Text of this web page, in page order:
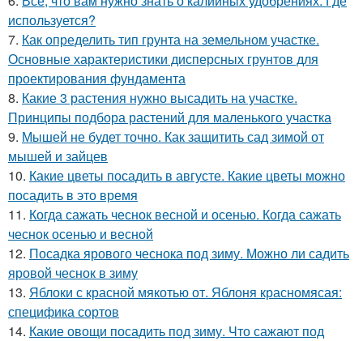
используется?
7. Как определить тип грунта на земельном участке.
Основные характеристики дисперсных грунтов для
проектирования фундамента
8. Какие 3 растения нужно высадить на участке.
Принципы подбора растений для маленького участка
9. Мышей не будет точно. Как защитить сад зимой от
мышей и зайцев
10. Какие цветы посадить в августе. Какие цветы можно
посадить в это время
11. Когда сажать чеснок весной и осенью. Когда сажать
чеснок осенью и весной
12. Посадка ярового чеснока под зиму. Можно ли садить
яровой чеснок в зиму
13. Яблоки с красной мякотью от. Яблоня красномясая:
специфика сортов
14. Какие овощи посадить под зиму. Что сажают под